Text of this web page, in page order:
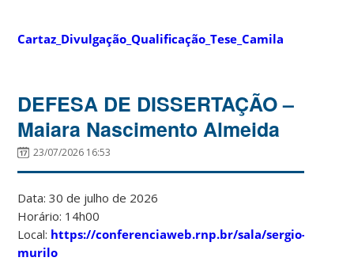
Cartaz_Divulgação_Qualificação_Tese_Camila
DEFESA DE DISSERTAÇÃO –
Maiara Nascimento Almeida
23/07/2026 16:53
Data: 30 de julho de 2026
Horário: 14h00
Local: https://conferenciaweb.rnp.br/sala/sergio-
murilo